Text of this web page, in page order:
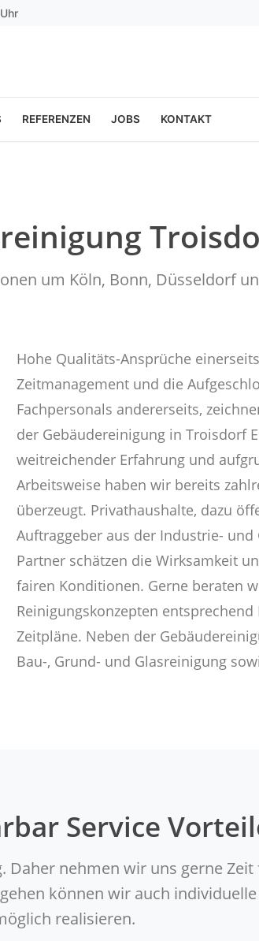
REFERENZEN JOBS KONTAKT
um Köln, Bonn, Düsseldorf
Hohe Qualitäts-Ansprüche
Zeitmanagement und die
Fachpersonals andererseits,
der Gebäudereinigung in Troisdorf
weitreichender Erfahrung und
Arbeitsweise haben wir bereits
überzeugt. Privathaushalte, dazu
Auftraggeber aus der Industrie- und
Partner schätzen die Wirksamkeit
fairen Konditionen. Gerne beraten
Reinigungskonzepten
Zeitpläne. Neben der
Bau-, Grund- und Glasreinigung
Service
nehmen wir uns gerne
können wir auch
realisieren.